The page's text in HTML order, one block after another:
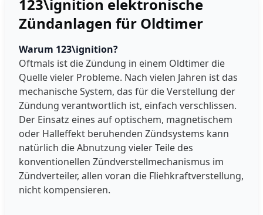
123\ignition elektronische
Zündanlagen für Oldtimer
Warum 123\ignition?
Oftmals ist die Zündung in einem Oldtimer die
Quelle vieler Probleme. Nach vielen Jahren ist das
mechanische System, das für die Verstellung der
Zündung verantwortlich ist, einfach verschlissen.
Der Einsatz eines auf optischem, magnetischem
oder Halleffekt beruhenden Zündsystems kann
natürlich die Abnutzung vieler Teile des
konventionellen Zündverstellmechanismus im
Zündverteiler, allen voran die Fliehkraftverstellung,
nicht kompensieren.